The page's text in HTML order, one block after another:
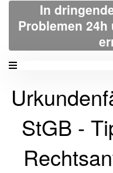
In
Problemen 24h
StGB -